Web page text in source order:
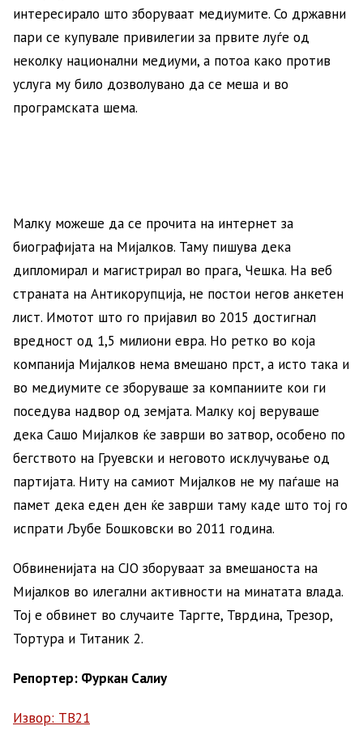
интересирало што зборуваат медиумите. Со државни
пари се купувале привилегии за првите луѓе од
неколку национални медиуми, а потоа како против
услуга му било дозволувано да се меша и во
програмската шема.
Малку можеше да се прочита на интернет за
биографијата на Мијалков. Таму пишува дека
дипломирал и магистрирал во прага, Чешка. На веб
страната на Антикорупција, не постои негов анкетен
лист. Имотот што го пријавил во 2015 достигнал
вредност од 1,5 милиони евра. Но ретко во која
компанија Мијалков нема вмешано прст, а исто така и
во медиумите се зборуваше за компаниите кои ги
поседува надвор од земјата. Малку кој веруваше
дека Сашо Мијалков ќе заврши во затвор, особено по
бегството на Груевски и неговото исклучување од
партијата. Ниту на самиот Мијалков не му паѓаше на
памет дека еден ден ќе заврши таму каде што тој го
испрати Љубе Бошковски во 2011 година.
Обвиненијата на СЈО зборуваат за вмешаноста на
Мијалков во илегални активности на минатата влада.
Тој е обвинет во случаите Таргте, Тврдина, Трезор,
Тортура и Титаник 2.
Репортер: Фуркан Салиу
Извор: ТВ21